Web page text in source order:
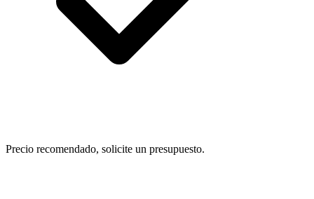
Precio recomendado, solicite un presupuesto.